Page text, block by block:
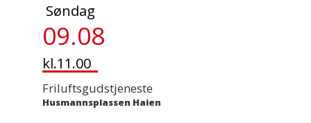
Søndag
09.08
kl.11.00
Friluftsgudstjeneste
Husmannsplassen Haien